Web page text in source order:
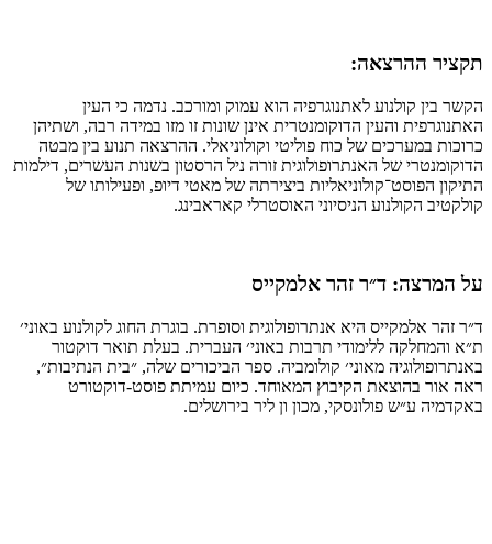
תקציר ההרצאה:
הקשר בין קולנוע לאתנוגרפיה הוא עמוק ומורכב. נדמה כי העין
האתנוגרפית והעין הדוקומנטרית אינן שונות זו מזו במידה רבה, ושתיהן
כרוכות במערכים של כוח פוליטי וקולוניאלי. ההרצאה תנוע בין מבטה
הדוקומנטרי של האנתרופולוגית זורה ניל הרסטון בשנות העשרים, דילמות
התיקון הפוסט־קולוניאליות ביצירתה של מאטי דיופ, ופעילותו של
קולקטיב הקולנוע הניסיוני האוסטרלי קאראבינג.
על המרצה: ד״ר זהר אלמקייס
ד״ר זהר אלמקייס היא אנתרופולוגית וסופרת. בוגרת החוג לקולנוע באוני׳
ת״א והמחלקה ללימודי תרבות באוני׳ העברית. בעלת תואר דוקטור
באנתרופולוגיה מאוני׳ קולומביה. ספר הביכורים שלה, ״בית הנתיבות״,
ראה אור בהוצאת הקיבוץ המאוחד. כיום עמיתת פוסט-דוקטורט
באקדמיה ע״ש פולונסקי, מכון ון ליר בירושלים.